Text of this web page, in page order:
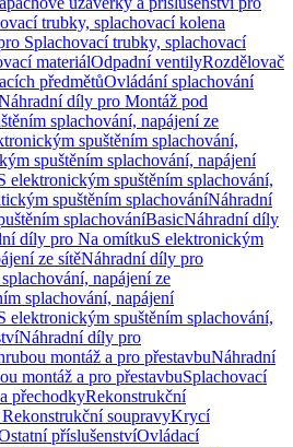
trubky, splachovací kolena
Splachovací trubky, splachovací
materiálOdpadní ventilyRozdělovač
předmětůOvládání splachování
díly pro Montáž pod
splachování, napájení ze
spuštěním splachování,
spuštěním splachování, napájení
elektronickým spuštěním splachování,
spuštěním splachováníNáhradní
splachováníBasicNáhradní díly
díly pro Na omítkuS elektronickým
ze sítěNáhradní díly pro
napájení ze
splachování, napájení
elektronickým spuštěním splachování,
Náhradní díly pro
montáž a pro přestavbuNáhradní
montáž a pro přestavbuSplachovací
přechodkyRekonstrukční
soupravyKrycí
příslušenstvíOvládací